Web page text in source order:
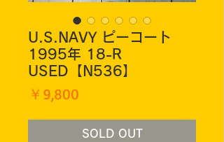
U.S.NAVY ピーコート
1995年 18-R
USED【N536】
￥9,800
SOLD OUT